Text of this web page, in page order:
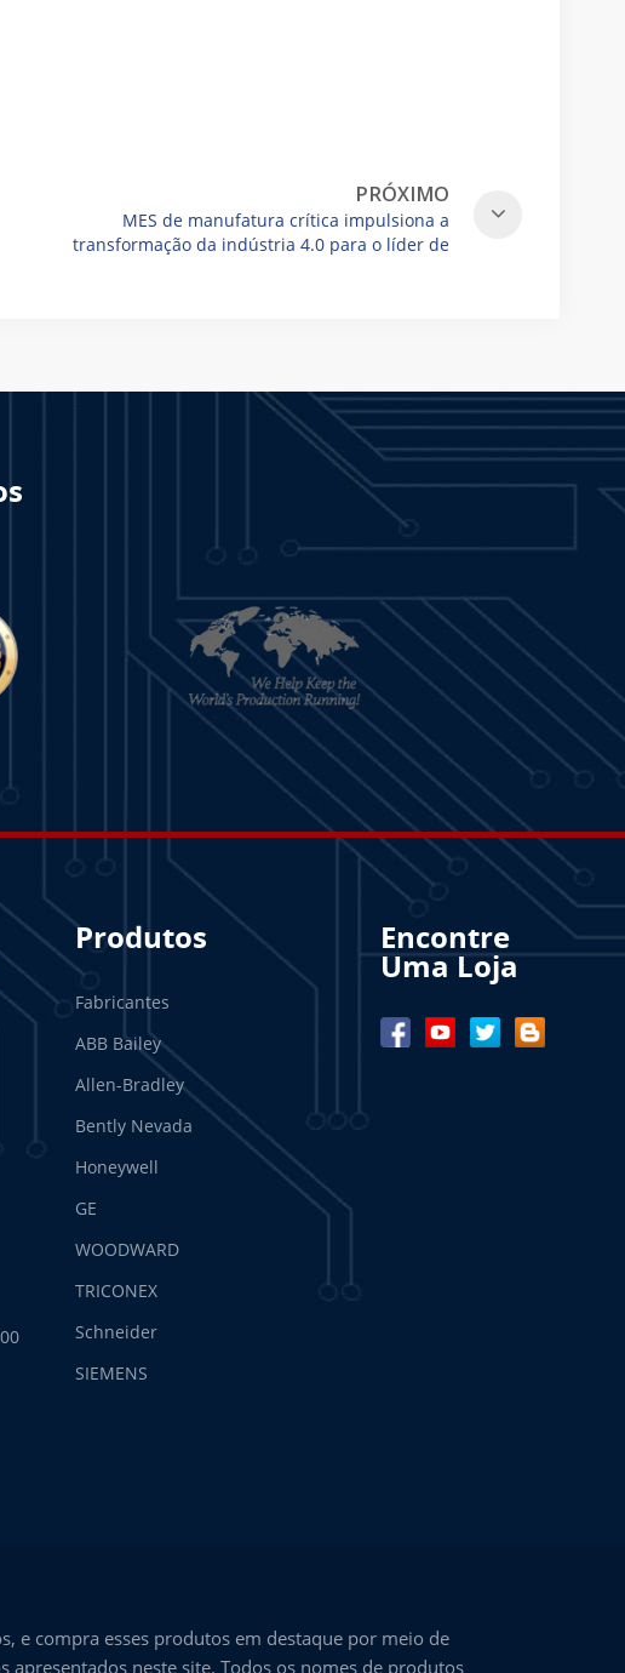
PRÓXIMO
MES de manufatura crítica impulsiona a
transformação da indústria 4.0 para o líder de
Produtos
Fabricantes
ABB Bailey
Allen-Bradley
Bently Nevada
Honeywell
GE
WOODWARD
TRICONEX
Schneider
SIEMENS
Encontre
Uma Loja
e compra esses produtos em destaque por meio de
neste site. Todos os nomes de produtos